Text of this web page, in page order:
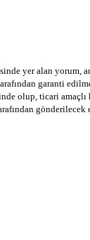
yer alan
garanti
olup, ticari